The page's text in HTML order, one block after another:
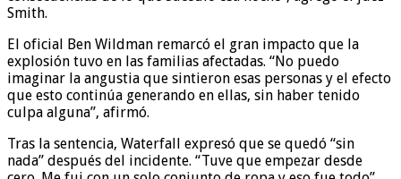
Smith.
El oficial Ben Wildman remarcó el gran impacto que la
explosión tuvo en las familias afectadas. “No puedo
imaginar la angustia que sintieron esas personas y el efecto
que esto continúa generando en ellas, sin haber tenido
culpa alguna”, afirmó.
Tras la sentencia, Waterfall expresó que se quedó “sin
nada” después del incidente. “Tuve que empezar desde